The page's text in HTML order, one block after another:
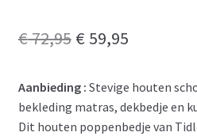
€72,95 Oorspronkelijke
was:
€ 72,95.
€ 59,95Huidige
is:
€ 59,95.
Aanbieding : Stevige houten
bekleding matras, dekbedje en
Dit houten poppenbedje van